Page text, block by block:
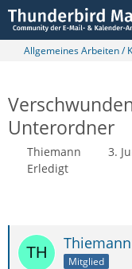
Allgemeines Arbeiten /
Unterordner
Thiemann 3.
Erledigt
Thiemann
Mitglied